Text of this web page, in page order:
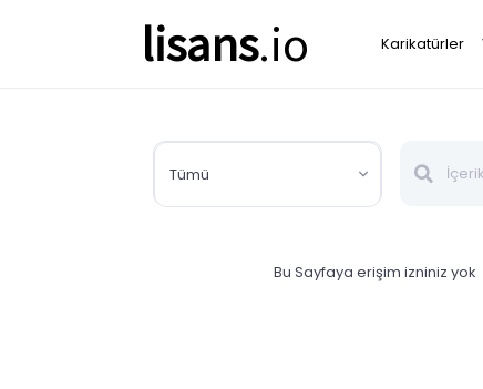
lisans.io Karikatürler
Tümü
Bu Sayfaya erişim izniniz yok